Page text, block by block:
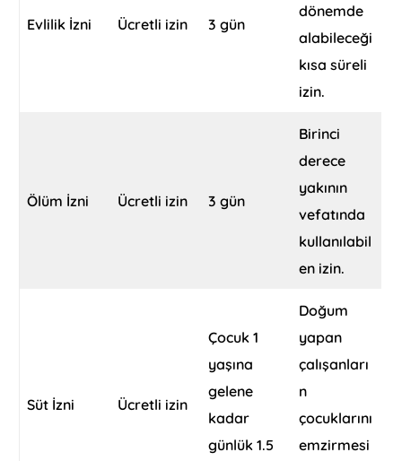
Evlilik İzni Ücretli izin 3 gün
dönemde
alabileceği
kısa süreli
izin.
Ölüm İzni Ücretli izin 3 gün
Birinci
derece
yakının
vefatında
kullanılabil
en izin.
Süt İzni Ücretli izin
Çocuk 1
yaşına
gelene
kadar
günlük 1.5
Doğum
yapan
çalışanları
n
çocuklarını
emzirmesi